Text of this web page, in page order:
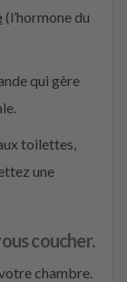
(l’hormone du
qui gère
toilettes,
une
coucher.
chambre.